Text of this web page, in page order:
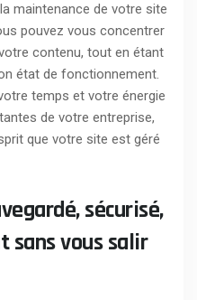
maintenance de votre site
pouvez vous concentrer
contenu, tout en étant
état de fonctionnement.
temps et votre énergie
de votre entreprise,
que votre site est géré
sécurisé,
sans vous salir